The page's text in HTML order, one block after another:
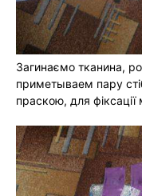
Загинаємо тканина,
приметываем пару
праскою, для фіксації